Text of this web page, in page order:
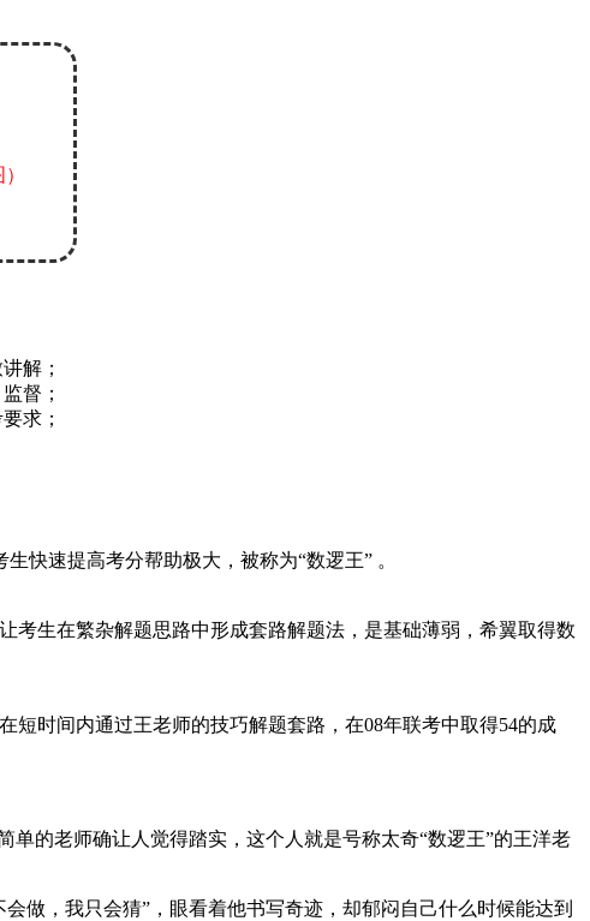
解；
督；
求；
快速提高考分帮助极大，被称为“数逻王” 。
考生在繁杂解题思路中形成套路解题法，是基础薄弱，希翼取得数
短时间内通过王老师的技巧解题套路，在08年联考中取得54的成
的老师确让人觉得踏实，这个人就是号称太奇“数逻王”的王洋老
做，我只会猜”，眼看着他书写奇迹，却郁闷自己什么时候能达到